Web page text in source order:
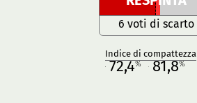
6 voti di scarto
Indice di compattezza
72,4% 81,8%